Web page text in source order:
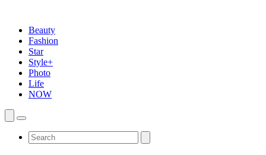
Beauty
Fashion
Star
Style+
Photo
Life
NOW